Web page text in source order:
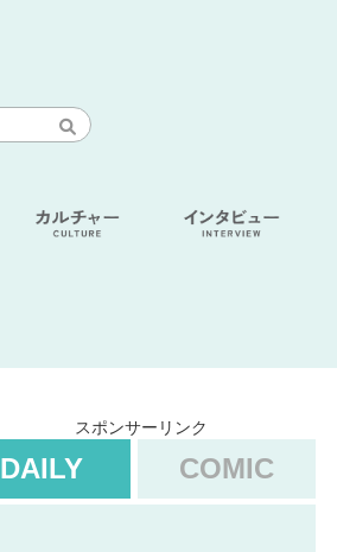
スポンサーリンク
DAILY COMIC